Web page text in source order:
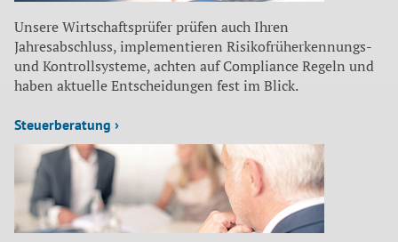
Unsere Wirtschaftsprüfer prüfen auch Ihren
Jahresabschluss, implementieren Risikofrüherkennungs-
und Kontrollsysteme, achten auf Compliance Regeln und
haben aktuelle Entscheidungen fest im Blick.
Steuerberatung ›